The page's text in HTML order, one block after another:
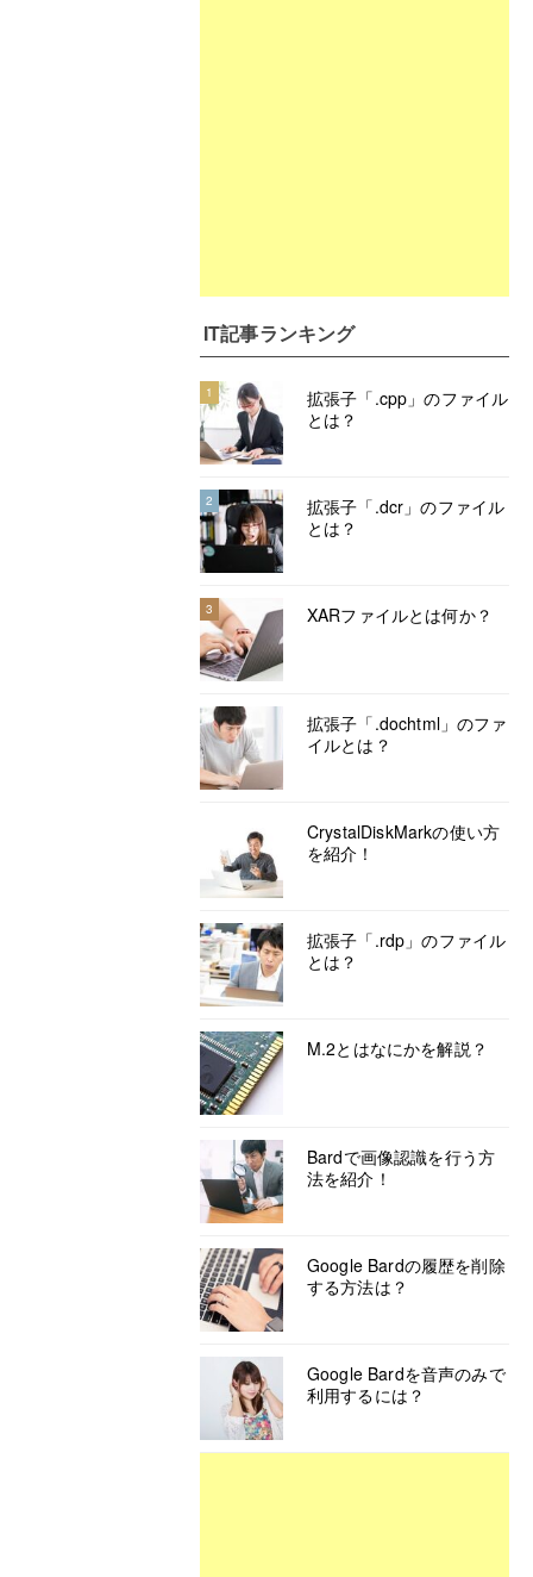
IT記事ランキング
1
拡張子「.cpp」のファイル
とは？
2
拡張子「.dcr」のファイル
とは？
3 XARファイルとは何か？
拡張子「.dochtml」のファ
イルとは？
CrystalDiskMarkの使い方
を紹介！
拡張子「.rdp」のファイル
とは？
M.2とはなにかを解説？
Bardで画像認識を行う方
法を紹介！
Google Bardの履歴を削除
する方法は？
Google Bardを音声のみで
利用するには？